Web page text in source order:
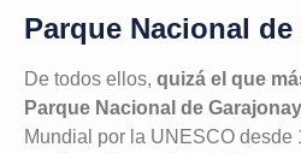
Parque Nacional
De todos ellos, quizá el que
Parque Nacional de
Mundial por la UNESCO desde